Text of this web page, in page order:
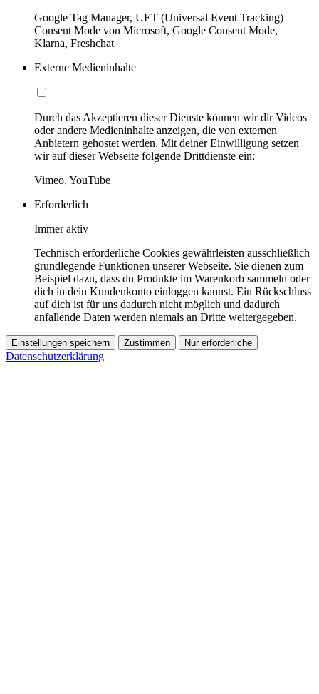
Google Tag Manager, UET (Universal Event Tracking)
Consent Mode von Microsoft, Google Consent Mode,
Klarna, Freshchat
Externe Medieninhalte
Durch das Akzeptieren dieser Dienste können wir dir Videos
oder andere Medieninhalte anzeigen, die von externen
Anbietern gehostet werden. Mit deiner Einwilligung setzen
wir auf dieser Webseite folgende Drittdienste ein:
Vimeo, YouTube
Erforderlich
Immer aktiv
Technisch erforderliche Cookies gewährleisten ausschließlich
grundlegende Funktionen unserer Webseite. Sie dienen zum
Beispiel dazu, dass du Produkte im Warenkorb sammeln oder
dich in dein Kundenkonto einloggen kannst. Ein Rückschluss
auf dich ist für uns dadurch nicht möglich und dadurch
anfallende Daten werden niemals an Dritte weitergegeben.
Einstellungen speichern Zustimmen Nur erforderliche
Datenschutzerklärung